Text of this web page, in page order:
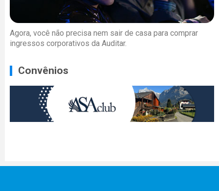
Agora, você não precisa nem sair de casa para comprar
ingressos corporativos da Auditar.
Convênios